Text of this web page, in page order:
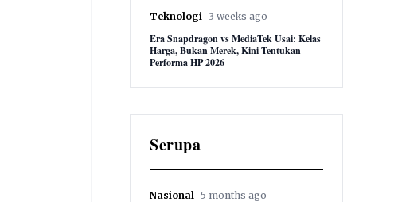
Teknologi 3 weeks ago
Era Snapdragon vs MediaTek Usai: Kelas
Harga, Bukan Merek, Kini Tentukan
Performa HP 2026
Serupa
Nasional 5 months ago